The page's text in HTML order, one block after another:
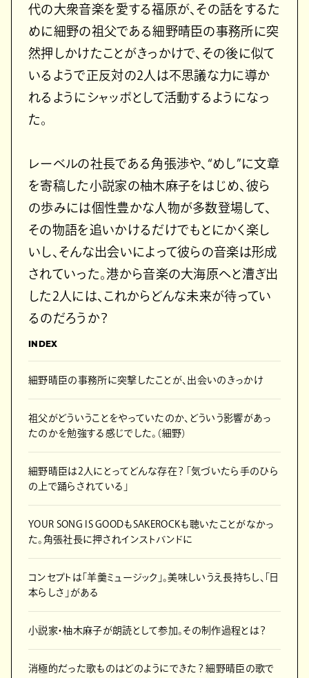
代の大衆音楽を愛する福原が、その話をするた
めに細野の祖父である細野晴臣の事務所に突
然押しかけたことがきっかけで、その後に似て
いるようで正反対の2人は不思議な力に導か
れるようにシャッポとして活動するようになっ
た。
レーベルの社長である角張渉や、“めし”に文章
を寄稿した小説家の柚木麻子をはじめ、彼ら
の歩みには個性豊かな人物が多数登場して、
その物語を追いかけるだけでもとにかく楽し
いし、そんな出会いによって彼らの音楽は形成
されていった。港から音楽の大海原へと漕ぎ出
した2人には、これからどんな未来が待ってい
るのだろうか？
INDEX
細野晴臣の事務所に突撃したことが、出会いのきっかけ
祖父がどういうことをやっていたのか、どういう影響があっ
たのかを勉強する感じでした。（細野）
細野晴臣は2人にとってどんな存在？ 「気づいたら手のひら
の上で踊らされている」
YOUR SONG IS GOODもSAKEROCKも聴いたことがなかっ
た。角張社長に押されインストバンドに
コンセプトは「羊羹ミュージック」。美味しいうえ長持ちし、「日
本らしさ」がある
小説家・柚木麻子が朗読として参加。その制作過程とは？
消極的だった歌ものはどのようにできた？ 細野晴臣の歌で